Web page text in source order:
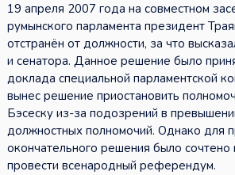
19 апреля 2007 года на совместном
румынского парламента президент
отстранён от должности, за что
и сенатора. Данное решение было
доклада специальной парламентской
вынес решение приостановить
Бэсеску из-за подозрений в
должностных полномочий. Однако для
окончательного решения было
провести всенародный референдум.